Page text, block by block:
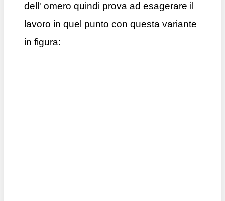
dell' omero quindi prova ad esagerare il
lavoro in quel punto con questa variante
in figura: